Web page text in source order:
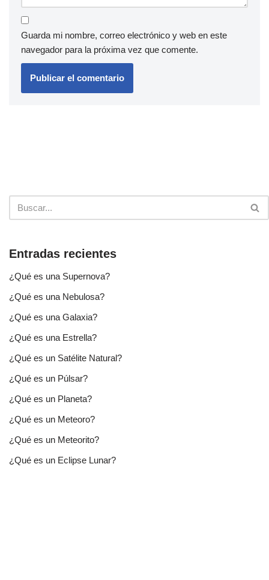
Guarda mi nombre, correo electrónico y web en este
navegador para la próxima vez que comente.
Entradas recientes
¿Qué es una Supernova?
¿Qué es una Nebulosa?
¿Qué es una Galaxia?
¿Qué es una Estrella?
¿Qué es un Satélite Natural?
¿Qué es un Púlsar?
¿Qué es un Planeta?
¿Qué es un Meteoro?
¿Qué es un Meteorito?
¿Qué es un Eclipse Lunar?